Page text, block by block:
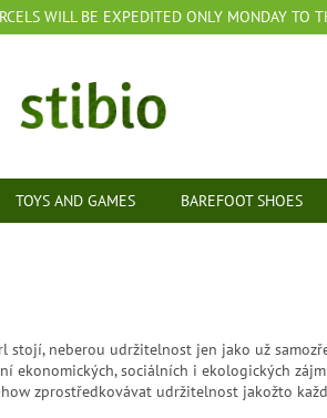
WILL BE EXPEDITED ONLY MONDAY TO
TOYS AND GAMES BAREFOOT SHOES
stojí, neberou udržitelnost jen jako už
ekonomických, sociálních i ekologických
zprostředkovávat udržitelnost jakožto